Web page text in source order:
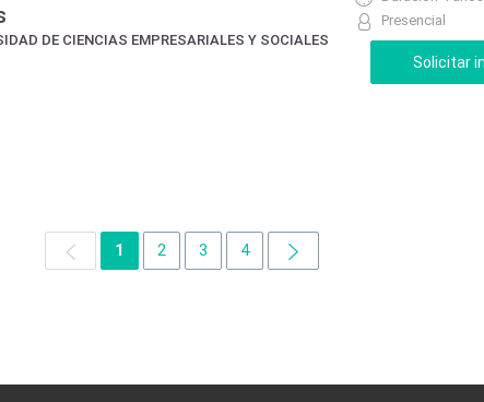
DE CIENCIAS EMPRESARIALES Y SOCIALES
Presencial
1 2 3 4